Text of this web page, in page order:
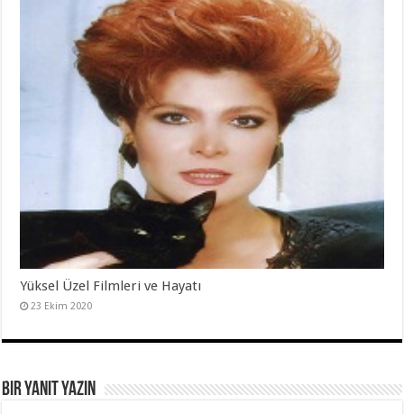
Yüksel Üzel Filmleri ve Hayatı
23 Ekim 2020
Bir yanıt yazın